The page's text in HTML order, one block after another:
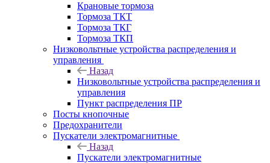
Крановые тормоза
Тормоза ТКТ
Тормоза ТКГ
Тормоза ТКП
Низковольтные устройства распределения и
управления
Назад
Низковольтные устройства распределения и
управления
Пункт распределения ПР
Посты кнопочные
Предохранители
Пускатели электромагнитные
Назад
Пускатели электромагнитные